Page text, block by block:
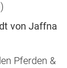
von Jaffna
Pferden &